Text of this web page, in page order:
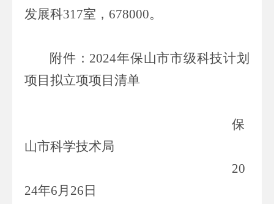
发展科317室， 678000。
附件： 2024年保山市市级科技计划
项目拟立项项目清单
保
山市科学技术局
20
24年6月 26 日